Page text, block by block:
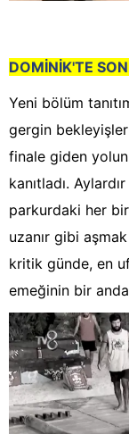
DOMİNİK'TE
Yeni bölüm
gergin
finale giden
kanıtladı.
parkurdaki her
uzanır gibi
kritik günde, en
emeğinin bir